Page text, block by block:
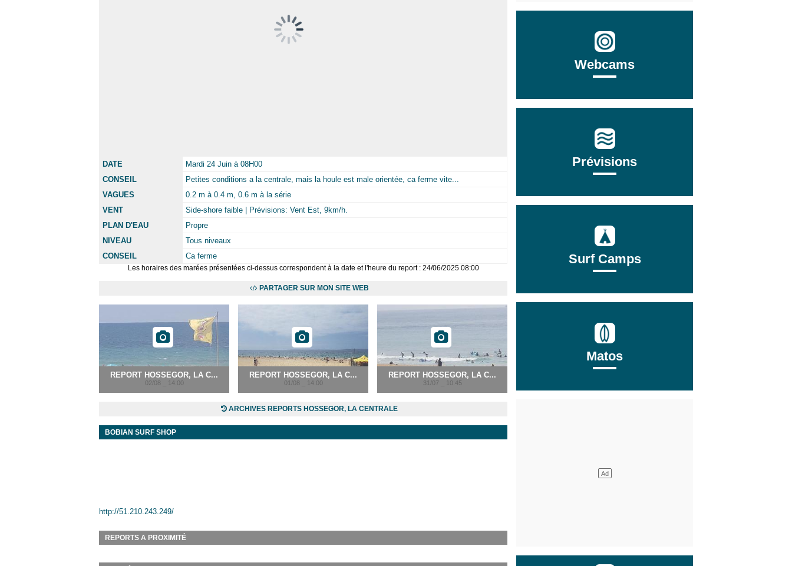
DATE
Mardi 24 Juin à 08H00
CONSEIL
Petites conditions a la centrale, mais la houle est male orientée, ca ferme vite...
VAGUES
0.2 m à 0.4 m, 0.6 m à la série
VENT
Side-shore faible | Prévisions: Vent Est, 9km/h.
PLAN D'EAU
Propre
NIVEAU
Tous niveaux
CONSEIL
Ca ferme
Les horaires des marées présentées ci-dessus correspondent à la date et l'heure du report : 24/06/2025 08:00
PARTAGER SUR MON SITE WEB
REPORT HOSSEGOR, LA C...
02/08 _ 14:00
REPORT HOSSEGOR, LA C...
01/08 _ 14:00
REPORT HOSSEGOR, LA C...
31/07 _ 10:45
ARCHIVES REPORTS HOSSEGOR, LA CENTRALE
BOBIAN SURF SHOP
http://51.210.243.249/
REPORTS A PROXIMITÉ
Webcams
Prévisions
Surf Camps
Matos